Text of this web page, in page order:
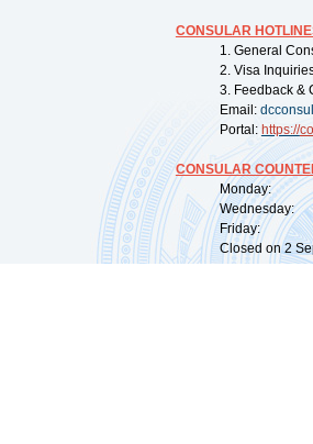
CONSULAR
1. General
2. Visa
3. Feedback &
Email:
Portal: https://
CONSULAR
Monday:
Wednesday:
Friday:
Closed on 2